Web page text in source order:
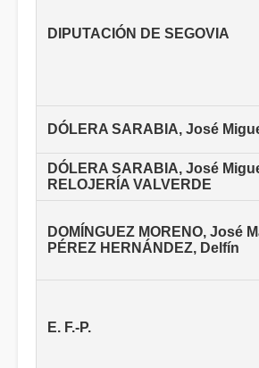
DIPUTACIÓN DE SEGOVIA
DÓLERA SARABIA, José
DÓLERA SARABIA, José
RELOJERÍA VALVERDE
DOMÍNGUEZ MORENO, José
PÉREZ HERNÁNDEZ, Delfín
E. F.-P.